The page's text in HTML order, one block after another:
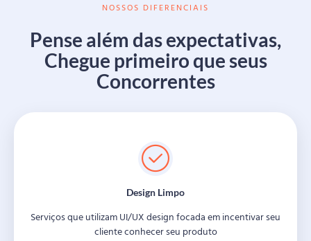
NOSSOS DIFERENCIAIS
Pense além das expectativas,
Chegue primeiro que seus
Concorrentes
Design Limpo
Serviços que utilizam UI/UX design focada em incentivar seu
cliente conhecer seu produto